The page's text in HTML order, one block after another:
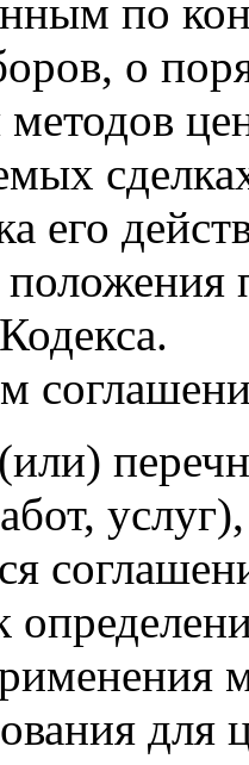
по
о
его
для